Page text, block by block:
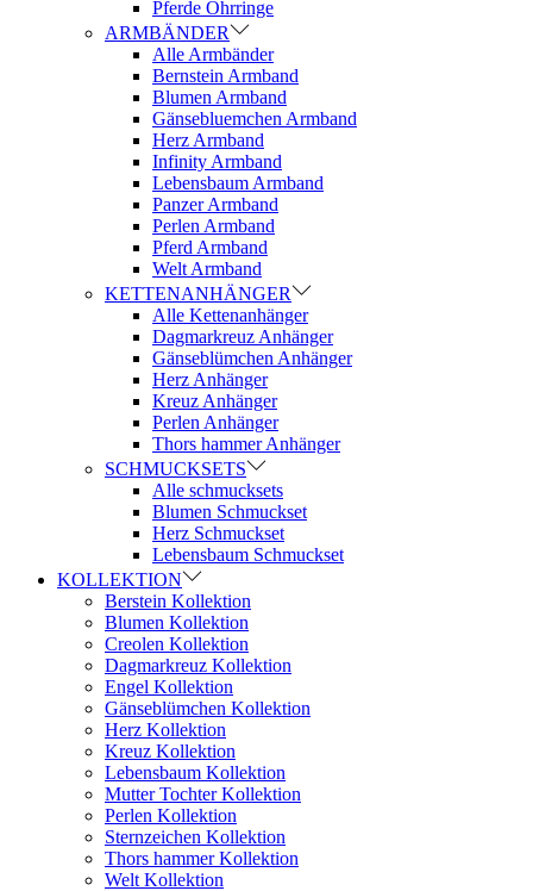
Pferde Ohrringe
ARMBÄNDER
Alle Armbänder
Bernstein Armband
Blumen Armband
Gänsebluemchen Armband
Herz Armband
Infinity Armband
Lebensbaum Armband
Panzer Armband
Perlen Armband
Pferd Armband
Welt Armband
KETTENANHÄNGER
Alle Kettenanhänger
Dagmarkreuz Anhänger
Gänseblümchen Anhänger
Herz Anhänger
Kreuz Anhänger
Perlen Anhänger
Thors hammer Anhänger
SCHMUCKSETS
Alle schmucksets
Blumen Schmuckset
Herz Schmuckset
Lebensbaum Schmuckset
KOLLEKTION
Berstein Kollektion
Blumen Kollektion
Creolen Kollektion
Dagmarkreuz Kollektion
Engel Kollektion
Gänseblümchen Kollektion
Herz Kollektion
Kreuz Kollektion
Lebensbaum Kollektion
Mutter Tochter Kollektion
Perlen Kollektion
Sternzeichen Kollektion
Thors hammer Kollektion
Welt Kollektion